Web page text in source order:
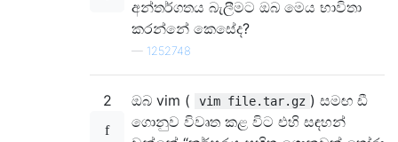
අන්තර්ගතය බැලීමට ඔබ මෙය භාවිතා
කරන්නේ කෙසේද?
— 1252748
2 ඔබ vim ( vim file.tar.gz ) සමඟ ඩී
ගොනුව විවෘත කළ විට එහි සඳහන්